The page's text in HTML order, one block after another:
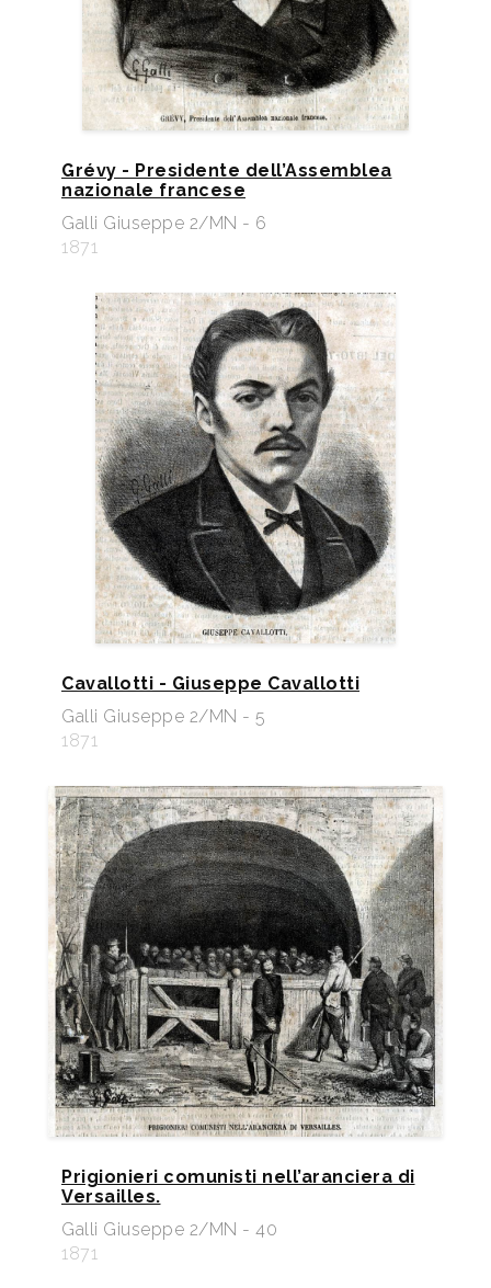
Grévy - Presidente dell’Assemblea
nazionale francese
Galli Giuseppe 2/MN - 6
1871
Cavallotti - Giuseppe Cavallotti
Galli Giuseppe 2/MN - 5
1871
Prigionieri comunisti nell’aranciera di
Versailles.
Galli Giuseppe 2/MN - 40
1871